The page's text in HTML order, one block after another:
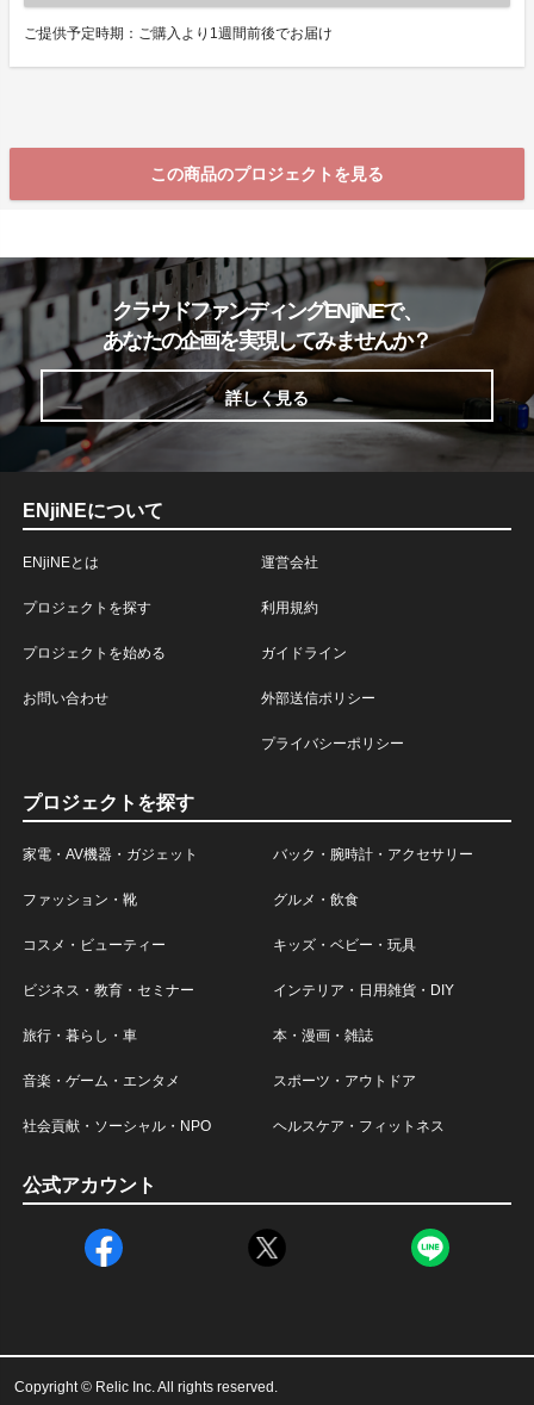
ご提供予定時期：ご購入より1週間前後でお届け
この商品のプロジェクトを見る
クラウドファンディングENjiNEで、
あなたの企画を実現してみませんか？
詳しく見る
ENjiNEについて
ENjiNEとは
プロジェクトを探す
プロジェクトを始める
お問い合わせ
運営会社
利用規約
ガイドライン
外部送信ポリシー
プライバシーポリシー
プロジェクトを探す
家電・AV機器・ガジェット バック・腕時計・アクセサリー
ファッション・靴 グルメ・飲食
コスメ・ビューティー キッズ・ベビー・玩具
ビジネス・教育・セミナー インテリア・日用雑貨・DIY
旅行・暮らし・車 本・漫画・雑誌
音楽・ゲーム・エンタメ スポーツ・アウトドア
社会貢献・ソーシャル・NPO ヘルスケア・フィットネス
公式アカウント
Copyright © Relic Inc. All rights reserved.